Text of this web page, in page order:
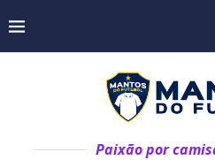
Paixão por